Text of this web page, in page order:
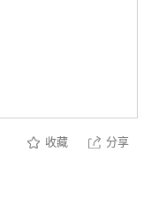
收藏 分享